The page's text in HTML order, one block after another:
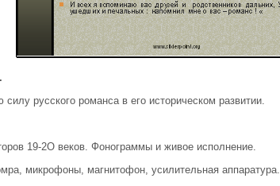
русского романса в его историческом развитии.
19-2О веков. Фонограммы и живое исполнение.
микрофоны, магнитофон, усилительная аппаратура.